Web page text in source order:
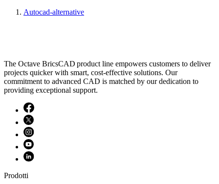
Autocad-alternative
The Octave BricsCAD product line empowers customers to deliver
projects quicker with smart, cost-effective solutions. Our
commitment to advanced CAD is matched by our dedication to
providing exceptional support.
Prodotti